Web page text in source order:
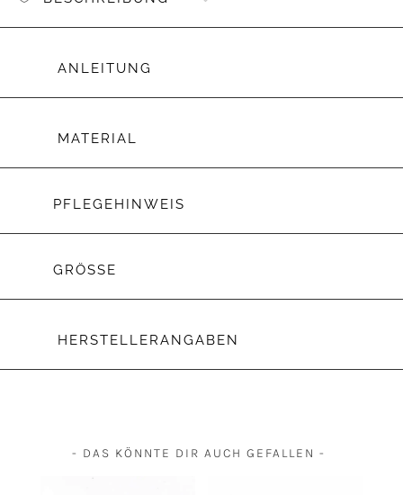
ANLEITUNG
MATERIAL
PFLEGEHINWEIS
GRÖSSE
HERSTELLERANGABEN
- DAS KÖNNTE DIR AUCH GEFALLEN -